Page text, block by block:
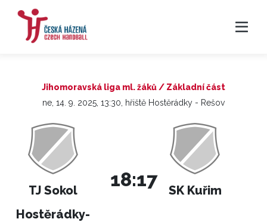
Jihomoravská liga ml. žáků / Základní část
ne, 14. 9. 2025, 13:30, hřiště Hostěrádky - Rešov
TJ Sokol
Hostěrádky-
18:17 SK Kuřim